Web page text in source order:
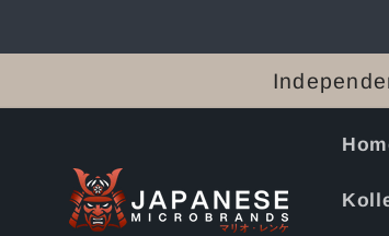
Inhalt